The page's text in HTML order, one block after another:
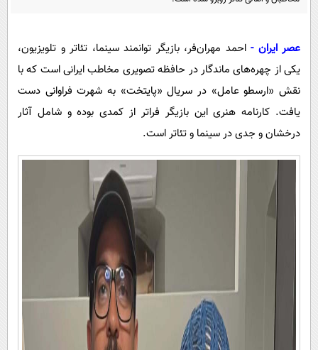
حوادث
محیط زیست
سلامت
اجتماعی
حیات وحش
سیاست خارجی
آشپزی عصر ایران - احمد مهران‌فر، بازیگر توانمند سینما، تئاتر و تلویزیون،
یکی از چهره‌های ماندگار در حافظه تصویری مخاطب ایرانی است که با
نقش «ارسطو عامل» در سریال «پایتخت» به شهرت فراوانی دست
یافت. کارنامه هنری این بازیگر فراتر از کمدی بوده و شامل آثار
درخشان و جدی در سینما و تئاتر است.